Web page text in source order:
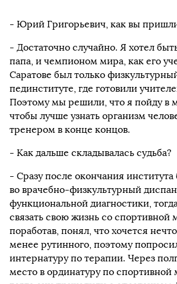
- Юрий Григорьевич, как вы
- Достаточно случайно. Я хотел
папа, и чемпионом мира, как его
Саратове был только
пединституте, где готовили
Поэтому мы решили, что я пойду в
чтобы лучше узнать организм
тренером в конце концов.
- Как дальше складывалась судьба?
- Сразу после окончания
во врачебно-физкультурный
функциональной диагностики,
связать свою жизнь со
поработав, понял, что хочется
менее рутинного, поэтому
интернатуру по терапии. Через
место в ординатуру по